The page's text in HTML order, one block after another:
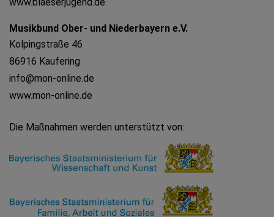
Musikbund Ober- und Niederbayern e.V.
Kolpingstraße 46
86916 Kaufering
info@mon-online.de
www.mon-online.de
Die Maßnahmen werden unterstützt von: